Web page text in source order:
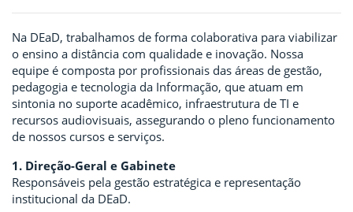
Na DEaD, trabalhamos de forma colaborativa para viabilizar
o ensino a distância com qualidade e inovação. Nossa
equipe é composta por profissionais das áreas de gestão,
pedagogia e tecnologia da Informação, que atuam em
sintonia no suporte acadêmico, infraestrutura de TI e
recursos audiovisuais, assegurando o pleno funcionamento
de nossos cursos e serviços.
1. Direção-Geral e Gabinete
Responsáveis pela gestão estratégica e representação
institucional da DEaD.